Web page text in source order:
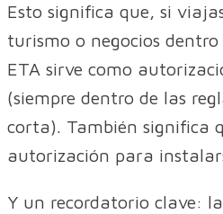
Esto significa que, si
turismo o negocios dentro
ETA sirve como
(siempre dentro de las
corta). También significa
autorización para
Y un recordatorio clave: